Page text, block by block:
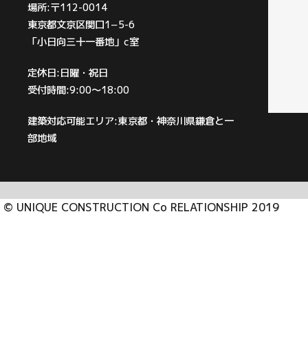
場所:〒112-0014
東京都文京区関口1−5-6
「小日向三十一番地」c室
定休日:日曜・祝日
受付時間:9:00〜18:00
建築対応可能エリア:東京都・神奈川県鎌倉と一
部地域
© UNIQUE CONSTRUCTION Co RELATIONSHIP 2019